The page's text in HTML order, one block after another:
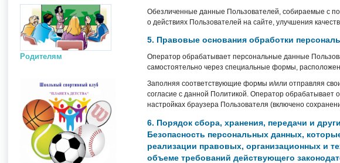
Обезличенные данные Пользователей, собираемые с
о действиях Пользователей на сайте, улучшения
5. Правовые основания обработки
Оператор обрабатывает персональные данные
самостоятельно через специальные формы,
Заполняя соответствующие формы и/или отправляя
согласие с данной Политикой. Оператор
настройках браузера Пользователя (включено
6. Порядок сбора, хранения, передачи и
Безопасность персональных данных,
реализации правовых, организационных и
объеме требований действующего
Родителям